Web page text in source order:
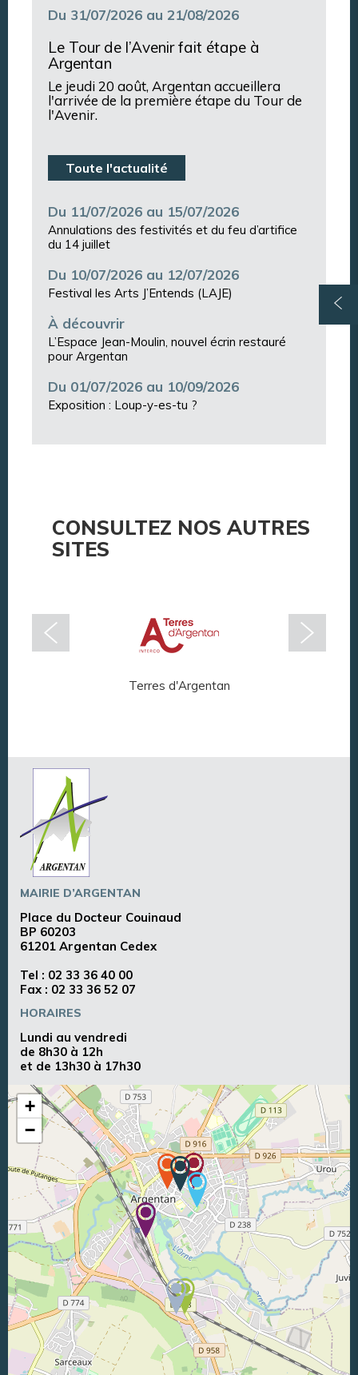
Du 31/07/2026 au 21/08/2026
Le Tour de l’Avenir fait étape à
Argentan
Le jeudi 20 août, Argentan accueillera
l'arrivée de la première étape du Tour de
l'Avenir.
Toute l'actualité
Du 11/07/2026 au 15/07/2026
Annulations des festivités et du feu d’artifice
du 14 juillet
Du 10/07/2026 au 12/07/2026
Festival les Arts J’Entends (LAJE)
À découvrir
L’Espace Jean-Moulin, nouvel écrin restauré
pour Argentan
Du 01/07/2026 au 10/09/2026
Exposition : Loup-y-es-tu ?
CONSULTEZ NOS AUTRES
SITES
Terres d'Argentan
MAIRIE D’ARGENTAN
Place du Docteur Couinaud
BP 60203
61201 Argentan Cedex
Tel : 02 33 36 40 00
Fax : 02 33 36 52 07
HORAIRES
Lundi au vendredi
de 8h30 à 12h
et de 13h30 à 17h30
+
−